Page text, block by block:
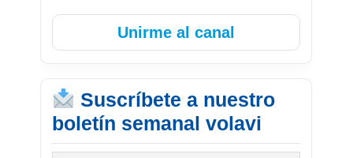
Unirme al canal
Suscríbete a nuestro
boletín semanal volavi